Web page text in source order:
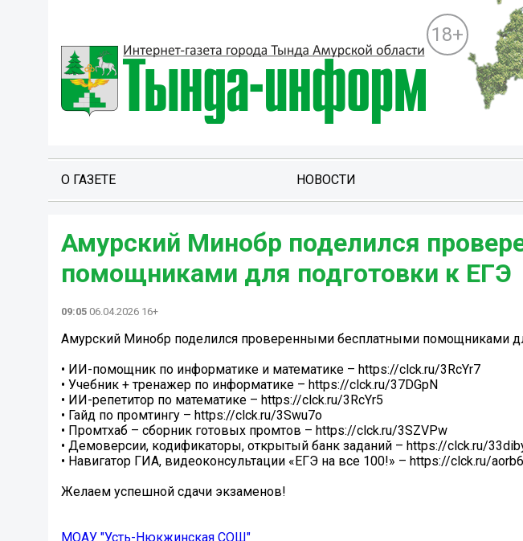
18+
О ГАЗЕТЕ НОВОСТИ
Амурский Минобр поделился
помощниками для подготовки к ЕГЭ
09:05 06.04.2026 16+
Амурский Минобр поделился проверенными бесплатными помощниками
• ИИ-помощник по информатике и математике – https://clck.ru/3RcYr7
• Учебник + тренажер по информатике – https://clck.ru/37DGpN
• ИИ-репетитор по математике – https://clck.ru/3RcYr5
• Гайд по промтингу – https://clck.ru/3Swu7o
• Промтхаб – сборник готовых промтов – https://clck.ru/3SZVPw
• Демоверсии, кодификаторы, открытый банк заданий – https://clck.ru/
• Навигатор ГИА, видеоконсультации «ЕГЭ на все 100!» – https://clck.ru/aorb6
Желаем успешной сдачи экзаменов!
МОАУ "Усть-Нюкжинская СОШ"